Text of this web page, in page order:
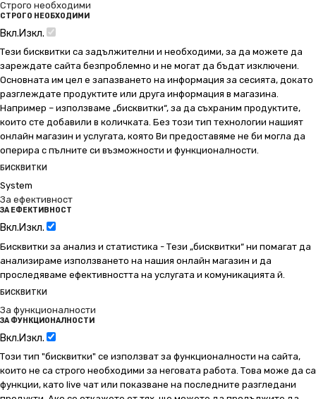
Строго необходими
СТРОГО НЕОБХОДИМИ
Вкл.Изкл.
Тези бисквитки са задължителни и необходими, за да можете да
зареждате сайта безпроблемно и не могат да бъдат изключени.
Основната им цел е запазването на информация за сесията, докато
разглеждате продуктите или друга информация в магазина.
Например – използваме „бисквитки“, за да съхраним продуктите,
които сте добавили в количката. Без този тип технологии нашият
онлайн магазин и услугата, която Ви предоставяме не би могла да
оперира с пълните си възможности и функционалности.
БИСКВИТКИ
System
За ефективност
ЗА ЕФЕКТИВНОСТ
Вкл.Изкл.
Бисквитки за анализ и статистика - Тези „бисквитки“ ни помагат да
анализираме използването на нашия онлайн магазин и да
проследяваме ефективността на услугата и комуникацията й.
БИСКВИТКИ
За функционалности
ЗА ФУНКЦИОНАЛНОСТИ
Вкл.Изкл.
Този тип "бисквитки" се използват за функционалности на сайта,
които не са строго необходими за неговата работа. Това може да са
функции, като live чат или показване на последните разгледани